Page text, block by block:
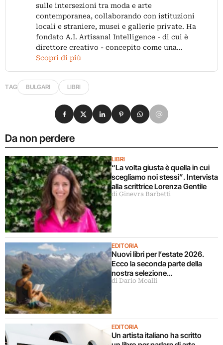
sulle intersezioni tra moda e arte
contemporanea, collaborando con istituzioni
locali e straniere, musei e gallerie private. Ha
fondato A.I. Artisanal Intelligence - di cui è
direttore creativo - concepito come una…
Scopri di più
TAG BULGARI LIBRI
Da non perdere
LIBRI
“La volta giusta è quella in cui
scegliamo noi stessi”. Intervista
alla scrittrice Lorenza Gentile
di Ginevra Barbetti
EDITORIA
Nuovi libri per l’estate 2026.
Ecco la seconda parte della
nostra selezione…
di Dario Moalli
EDITORIA
Un artista italiano ha scritto
Condividi su Facebook
Condividi su X
Condividi su LinkedIn
Condividi su Pinterest
Condividi su WhatsApp
Condividi su Email